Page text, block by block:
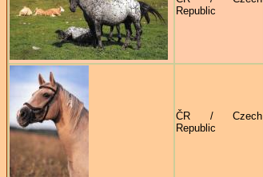
Republic
ČR / Czech
Republic